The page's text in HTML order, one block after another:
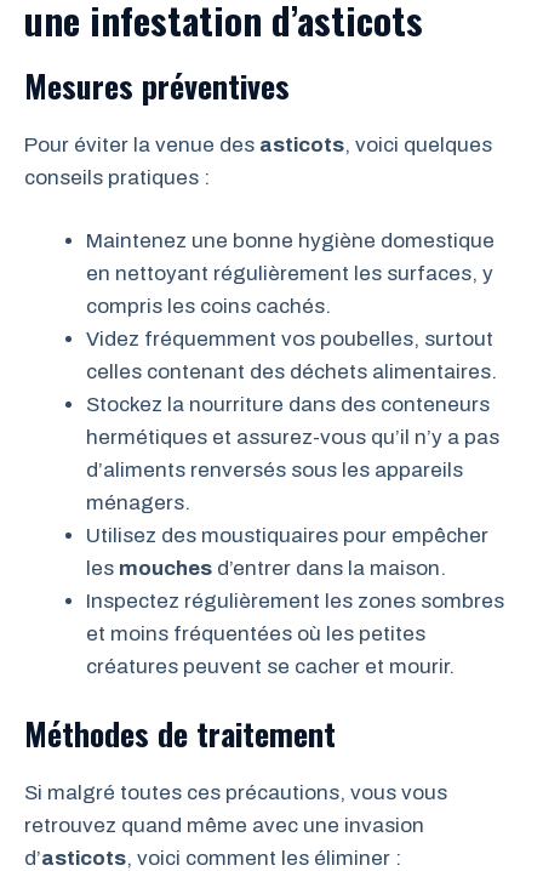
une infestation d’asticots
Mesures préventives
Pour éviter la venue des asticots, voici quelques
conseils pratiques :
Maintenez une bonne hygiène domestique
en nettoyant régulièrement les surfaces, y
compris les coins cachés.
Videz fréquemment vos poubelles, surtout
celles contenant des déchets alimentaires.
Stockez la nourriture dans des conteneurs
hermétiques et assurez-vous qu’il n’y a pas
d’aliments renversés sous les appareils
ménagers.
Utilisez des moustiquaires pour empêcher
les mouches d’entrer dans la maison.
Inspectez régulièrement les zones sombres
et moins fréquentées où les petites
créatures peuvent se cacher et mourir.
Méthodes de traitement
Si malgré toutes ces précautions, vous vous
retrouvez quand même avec une invasion
d’asticots, voici comment les éliminer :